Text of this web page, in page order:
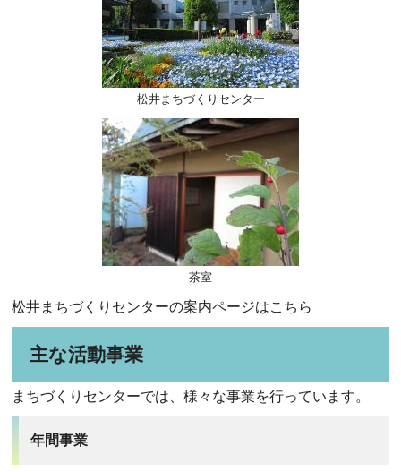
松井まちづくりセンター
茶室
松井まちづくりセンターの案内ページはこちら
主な活動事業
まちづくりセンターでは、様々な事業を行っています。
年間事業